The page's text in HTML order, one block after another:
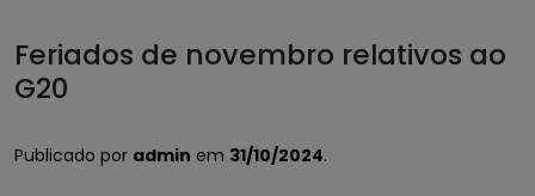
Feriados de novembro relativos ao
G20
Publicado por admin em 31/10/2024.